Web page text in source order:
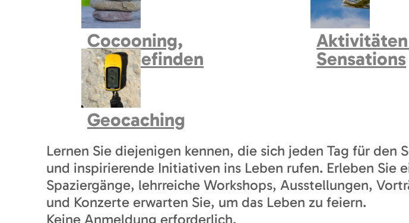
Cocooning,
Wohlbefinden
Sensations
Geocaching
Lernen Sie diejenigen kennen, die sich jeden Tag für
und inspirierende Initiativen ins Leben rufen. Erleben Sie
Spaziergänge, lehrreiche Workshops, Ausstellungen,
und Konzerte erwarten Sie, um das Leben zu feiern.
Keine Anmeldung erforderlich.